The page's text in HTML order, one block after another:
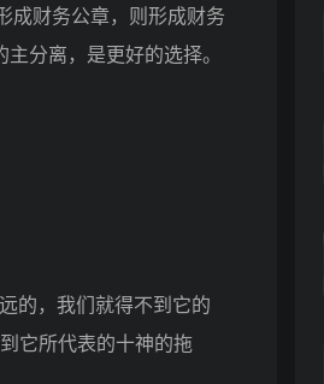
财务公章，则形成财务
分离，是更好的选择。
的，我们就得不到它的
它所代表的十神的拖